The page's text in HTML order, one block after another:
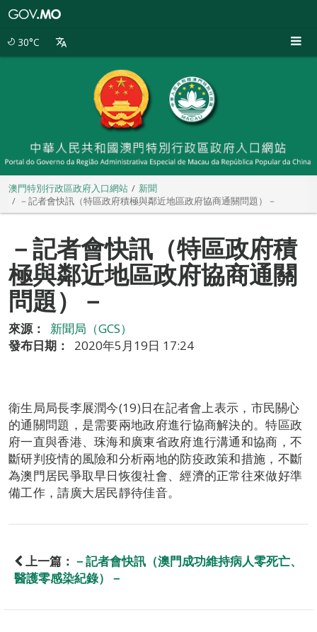
30°C
澳門特別行政區政府入口網站
新聞
－記者會快訊（特區政府積極與鄰近地區政府協商通關問題）－
－記者會快訊（特區政府積
極與鄰近地區政府協商通關
問題）－
來源：
新聞局（GCS）
發布日期：
2020年5月19日 17:24
衛生局局長李展潤今(19)日在記者會上表示，市民關心
的通關問題，是需要兩地政府進行協商解決的。特區政
府一直與香港、珠海和廣東省政府進行溝通和協商，不
斷研判疫情的風險和分析兩地的防疫政策和措施，不斷
為澳門居民爭取早日恢復社會、經濟的正常往來做好準
備工作，請廣大居民靜待佳音。
上一篇： －記者會快訊（澳門成功維持病人零死亡、
醫護零感染紀錄）－